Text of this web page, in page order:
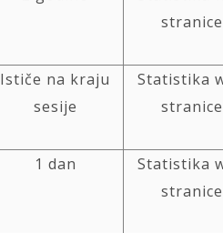
stranice
Ističe na kraju
sesije
Statistika
stranice
1 dan
Statistika
stranice